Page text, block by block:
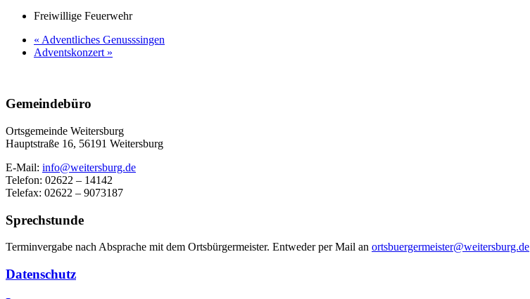
Freiwillige Feuerwehr
« Adventliches Genusssingen
Adventskonzert »
Gemeindebüro
Ortsgemeinde Weitersburg
Hauptstraße 16, 56191 Weitersburg
E-Mail: info@weitersburg.de
Telefon: 02622 – 14142
Telefax: 02622 – 9073187
Sprechstunde
Terminvergabe nach Absprache mit dem Ortsbürgermeister. Entweder per Mail an ortsbuergermeister@weitersburg.de
Datenschutz